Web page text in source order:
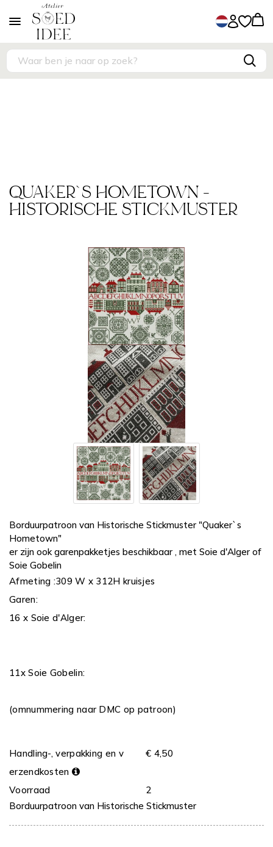
QUAKER`S HOMETOWN -
HISTORISCHE STICKMUSTER
Borduurpatroon van Historische Stickmuster "Quaker`s
Hometown"
er zijn ook garenpakketjes beschikbaar , met Soie d'Alger of
Soie Gobelin
Afmeting :309 W x 312H kruisjes
Garen:
16 x Soie d'Alger:
11x Soie Gobelin:
(omnummering naar DMC op patroon)
Handling-, verpakking en v
erzendkosten
€ 4,50
Voorraad
2
Borduurpatroon van Historische Stickmuster